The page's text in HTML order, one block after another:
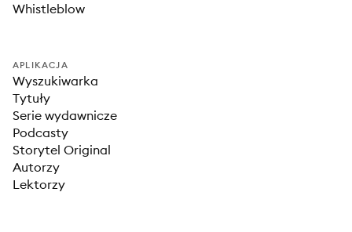
Whistleblow
APLIKACJA
Wyszukiwarka
Tytuły
Serie wydawnicze
Podcasty
Storytel Original
Autorzy
Lektorzy